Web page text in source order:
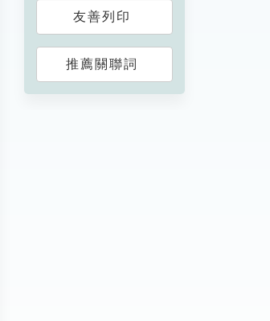
友善列印
推薦關聯詞